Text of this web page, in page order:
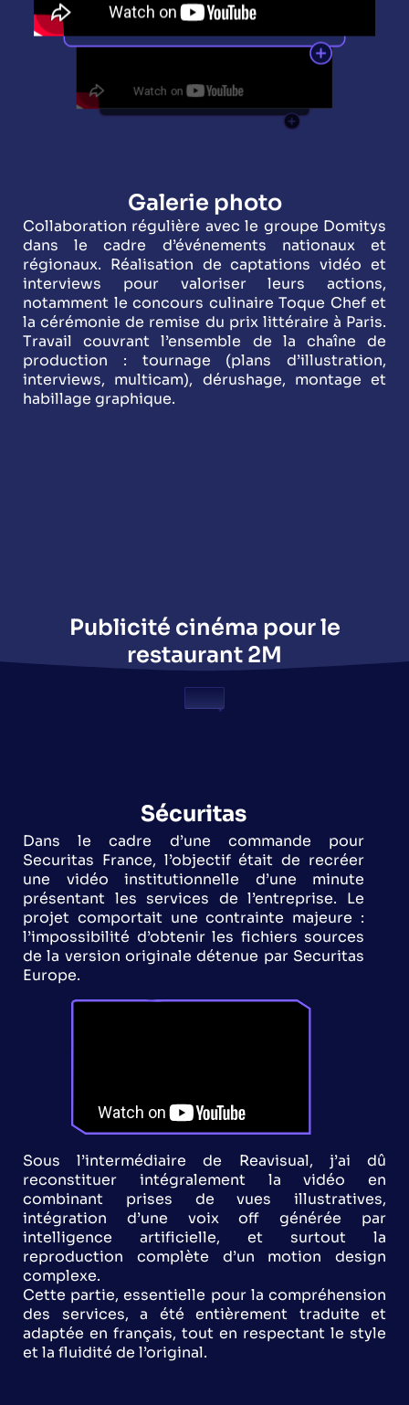
Galerie photo
Collaboration régulière avec le groupe Domitys
dans le cadre d’événements nationaux et
régionaux. Réalisation de captations vidéo et
interviews pour valoriser leurs actions,
notamment le concours culinaire Toque Chef et
la cérémonie de remise du prix littéraire à Paris.
Travail couvrant l’ensemble de la chaîne de
production : tournage (plans d’illustration,
interviews, multicam), dérushage, montage et
habillage graphique.
Publicité cinéma pour le
restaurant 2M
Sécuritas
Dans le cadre d’une commande pour
Securitas France, l’objectif était de recréer
une vidéo institutionnelle d’une minute
présentant les services de l’entreprise. Le
projet comportait une contrainte majeure :
l’impossibilité d’obtenir les fichiers sources
de la version originale détenue par Securitas
Europe.
Sous l’intermédiaire de Reavisual, j’ai dû
reconstituer intégralement la vidéo en
combinant prises de vues illustratives,
intégration d’une voix off générée par
intelligence artificielle, et surtout la
reproduction complète d’un motion design
complexe.
Cette partie, essentielle pour la compréhension
des services, a été entièrement traduite et
adaptée en français, tout en respectant le style
et la fluidité de l’original.